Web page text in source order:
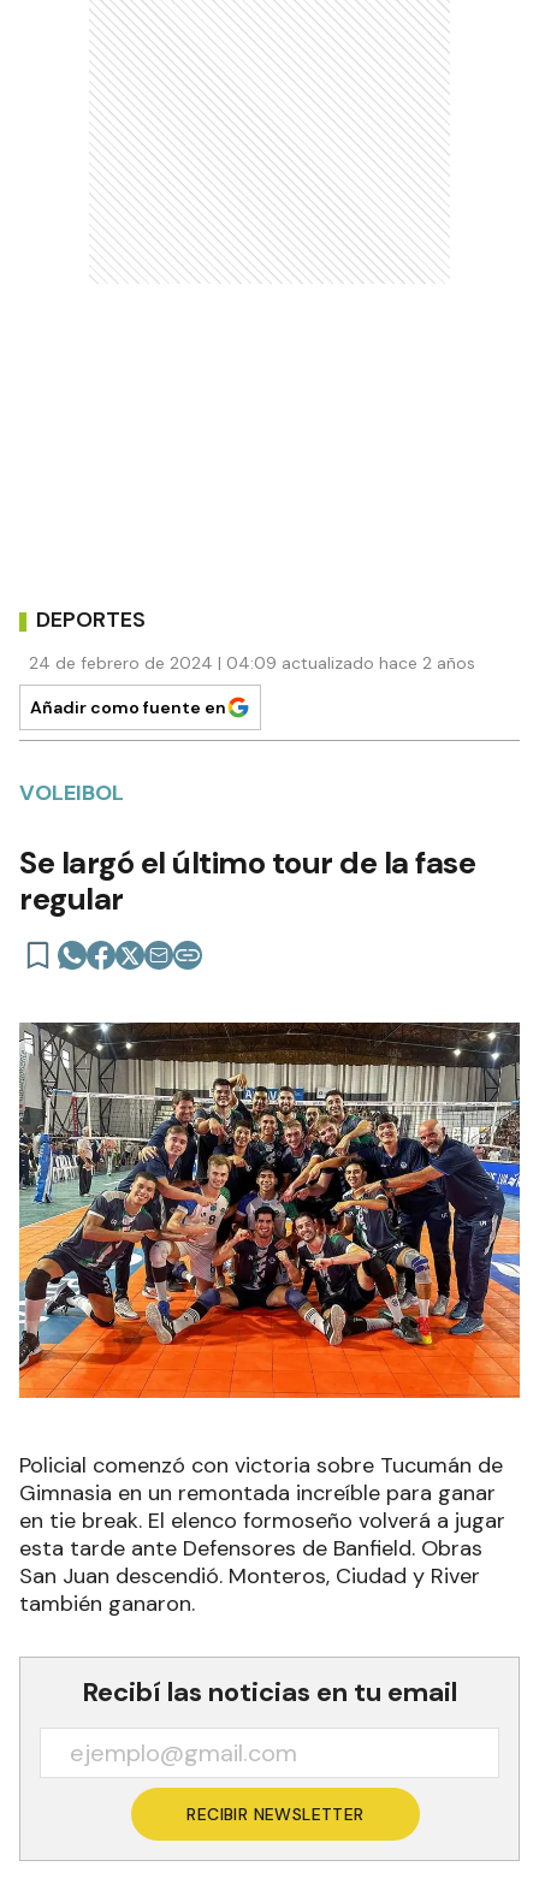
DEPORTES
24 de febrero de 2024 | 04:09 actualizado hace 2 años
Añadir como fuente en
VOLEIBOL
Se largó el último tour de la fase
regular
Policial comenzó con victoria sobre Tucumán de
Gimnasia en un remontada increíble para ganar
en tie break. El elenco formoseño volverá a jugar
esta tarde ante Defensores de Banfield. Obras
San Juan descendió. Monteros, Ciudad y River
también ganaron.
Recibí las noticias en tu email
RECIBIR NEWSLETTER